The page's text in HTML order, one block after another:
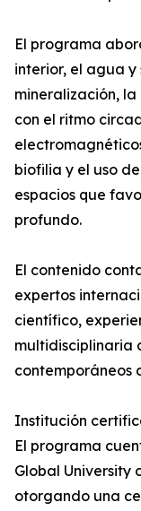
El programa
interior, el agua y
mineralización,
con el ritmo
biofilia y el uso
espacios que
profundo.
El contenido
expertos
científico,
multidisciplinaria
contemporáneos
Institución
El programa
Global University
otorgando una